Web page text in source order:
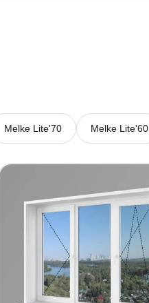
Melke Lite'70 Melke Lite'60